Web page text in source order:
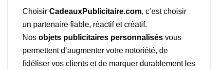
Choisir CadeauxPublicitaire.com, c’est choisir
un partenaire fiable, réactif et créatif.
Nos objets publicitaires personnalisés vous
permettent d’augmenter votre notoriété, de
fidéliser vos clients et de marquer durablement les